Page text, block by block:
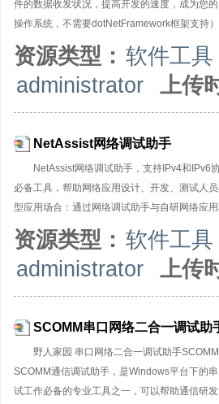
件的数据收发状况，提高开发的速度，成为您
操作系统，不需要dotNetFramework框架支持
非标准波特率）；支持各种软/硬件流控设置
的数据可以在16进制和AscII码之间任意转换
规则，实现指令自动应答/回复功能；支持间
资源类型： 软件工具
administrator
上传
NetAssist网络调试助手
NetAssist网络调试助手，支持IPv4和IPv6
必备工具，帮助网络应用设计、开发、测试人
型应用场合：通过网络调试助手与自研网络应
时，可以支持TCPServer防火墙，通过黑白名
进制和ASCII码之间任意转换；可以自动发送
复功能；支持间隔发送，循环发送，批处理发
资源类型： 软件工具
administrator
上传
SCOMM串口网络二合一调试助
野人家园 串口网络二合一调试助手
SCOMM通信调试助手，是Windows平台下的
试工作必备的专业工具之一，可以帮助通信研